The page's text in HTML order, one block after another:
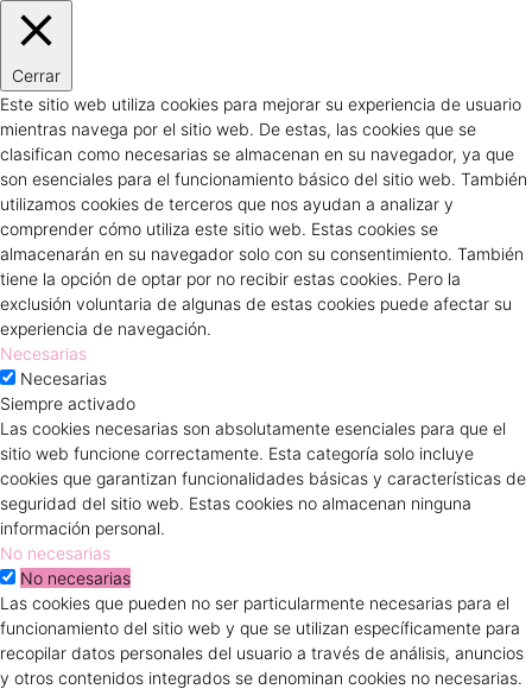
Cerrar
Este sitio web utiliza cookies para mejorar su experiencia de usuario
mientras navega por el sitio web. De estas, las cookies que se
clasifican como necesarias se almacenan en su navegador, ya que
son esenciales para el funcionamiento básico del sitio web. También
utilizamos cookies de terceros que nos ayudan a analizar y
comprender cómo utiliza este sitio web. Estas cookies se
almacenarán en su navegador solo con su consentimiento. También
tiene la opción de optar por no recibir estas cookies. Pero la
exclusión voluntaria de algunas de estas cookies puede afectar su
experiencia de navegación.
Necesarias
Necesarias
Siempre activado
Las cookies necesarias son absolutamente esenciales para que el
sitio web funcione correctamente. Esta categoría solo incluye
cookies que garantizan funcionalidades básicas y características de
seguridad del sitio web. Estas cookies no almacenan ninguna
información personal.
No necesarias
No necesarias
Las cookies que pueden no ser particularmente necesarias para el
funcionamiento del sitio web y que se utilizan específicamente para
recopilar datos personales del usuario a través de análisis, anuncios
y otros contenidos integrados se denominan cookies no necesarias.